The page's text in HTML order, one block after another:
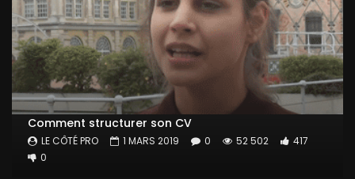
Comment structurer son CV
LE CÔTÉ PRO 1 MARS 2019 0 52 502
417
0